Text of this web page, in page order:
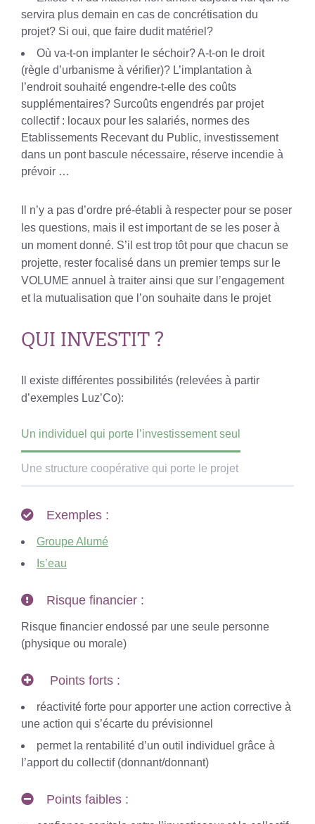
servira plus demain en cas de concrétisation du
projet? Si oui, que faire dudit matériel?
Où va-t-on implanter le séchoir? A-t-on le droit
(règle d’urbanisme à vérifier)? L’implantation à
l’endroit souhaité engendre-t-elle des coûts
supplémentaires? Surcoûts engendrés par projet
collectif : locaux pour les salariés, normes des
Etablissements Recevant du Public, investissement
dans un pont bascule nécessaire, réserve incendie à
prévoir …
Il n’y a pas d’ordre pré-établi à respecter pour se poser
les questions, mais il est important de se les poser à
un moment donné. S’il est trop tôt pour que chacun se
projette, rester focalisé dans un premier temps sur le
VOLUME annuel à traiter ainsi que sur l’engagement
et la mutualisation que l’on souhaite dans le projet
QUI INVESTIT ?
Il existe différentes possibilités (relevées à partir
d’exemples Luz’Co):
Un individuel qui porte l’investissement seul
Une structure coopérative qui porte le projet
Exemples :
Groupe Alumé
Is’eau
Risque financier :
Risque financier endossé par une seule personne
(physique ou morale)
Points forts :
réactivité forte pour apporter une action corrective à
une action qui s’écarte du prévisionnel
permet la rentabilité d’un outil individuel grâce à
l’apport du collectif (donnant/donnant)
Points faibles :